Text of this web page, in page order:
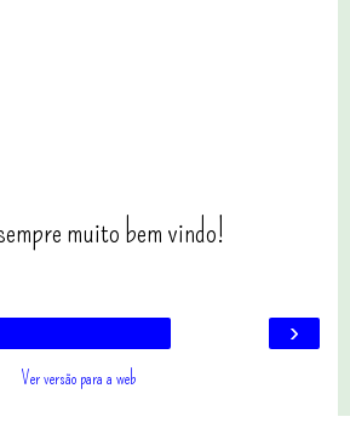
muito bem vindo!
›
Ver versão para a web